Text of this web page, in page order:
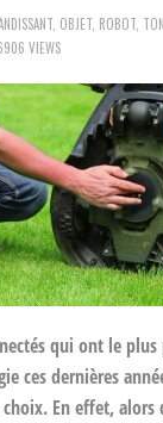
, OBJET, ROBOT,
VIEWS
qui ont le plus
ces dernières
En effet, alors